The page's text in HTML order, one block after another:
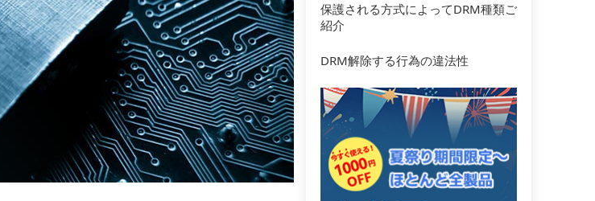
保護される方式によってDRM種類ご
紹介
DRM解除する行為の違法性